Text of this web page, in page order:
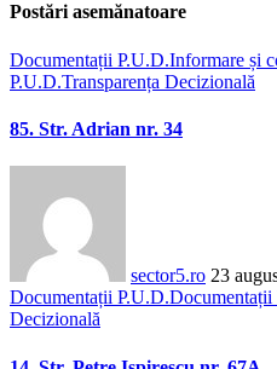
Postări asemănatoare
Documentații P.U.D.Informare și
P.U.D.Transparența Decizională
85. Str. Adrian nr. 34
sector5.ro 23
Documentații P.U.D.Documentații
Decizională